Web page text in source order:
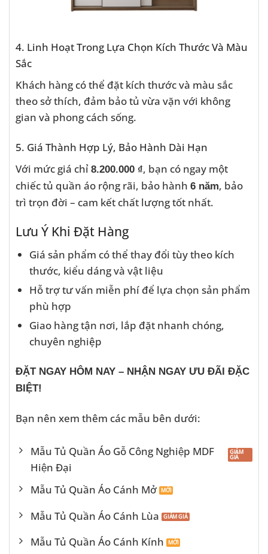
4. Linh Hoạt Trong Lựa Chọn Kích Thước Và Màu
Sắc
Khách hàng có thể đặt kích thước và màu sắc
theo sở thích, đảm bảo tủ vừa vặn với không
gian và phong cách sống.
5. Giá Thành Hợp Lý, Bảo Hành Dài Hạn
Với mức giá chỉ 8.200.000 ₫, bạn có ngay một
chiếc tủ quần áo rộng rãi, bảo hành 6 năm, bảo
trì trọn đời – cam kết chất lượng tốt nhất.
Lưu Ý Khi Đặt Hàng
Giá sản phẩm có thể thay đổi tùy theo kích
thước, kiểu dáng và vật liệu
Hỗ trợ tư vấn miễn phí để lựa chọn sản phẩm
phù hợp
Giao hàng tận nơi, lắp đặt nhanh chóng,
chuyên nghiệp
ĐẶT NGAY HÔM NAY – NHẬN NGAY ƯU ĐÃI ĐẶC
BIỆT!
Bạn nên xem thêm các mẫu bên dưới:
Mẫu Tủ Quần Áo Gỗ Công Nghiệp MDF
Hiện Đại
Mẫu Tủ Quần Áo Cánh Mở
Mẫu Tủ Quần Áo Cánh Lùa
Mẫu Tủ Quần Áo Cánh Kính